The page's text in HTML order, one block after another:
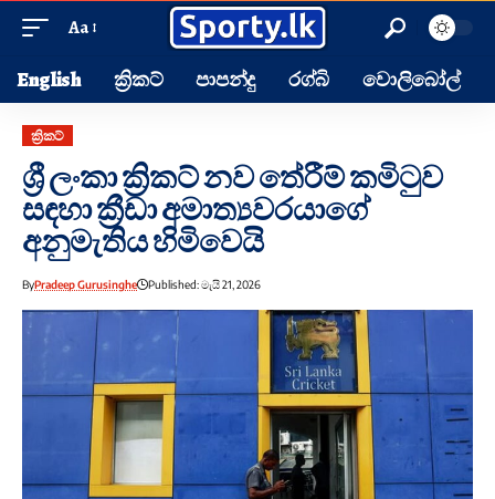
Aa
English ක්‍රිකට් පාපන්දු රග්බි වොලිබෝල්
ක්‍රිකට්
ශ්‍රී ලංකා ක්‍රිකට් නව තේරීම් කමිටුව
සඳහා ක්‍රීඩා අමාත්‍යවරයාගේ
අනුමැතිය හිමිවෙයි
ByPradeep Gurusinghe Published: මැයි 21, 2026